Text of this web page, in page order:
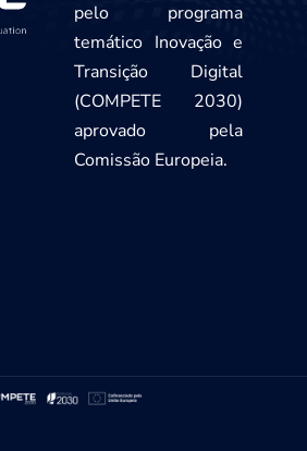
pelo programa
temático Inovação e
Transição Digital
(COMPETE 2030)
aprovado pela
Comissão Europeia.